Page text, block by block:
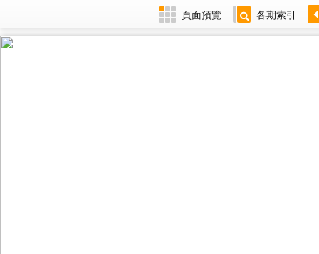
頁面預覽 各期索引